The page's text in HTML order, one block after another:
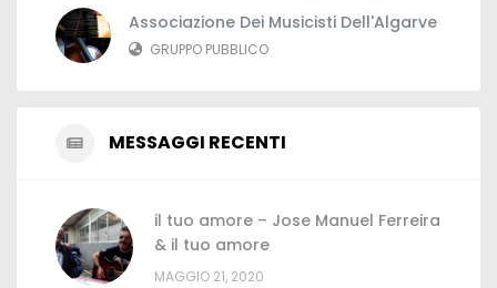
Associazione Dei Musicisti Dell'Algarve
GRUPPO PUBBLICO
MESSAGGI RECENTI
il tuo amore – Jose Manuel Ferreira
& il tuo amore
MAGGIO 21, 2020